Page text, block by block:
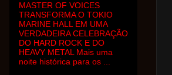
MASTER OF VOICES
TRANSFORMA O TOKIO
MARINE HALL EM UMA
VERDADEIRA CELEBRAÇÃO
DO HARD ROCK E DO
HEAVY METAL Mais uma
noite histórica para os ...